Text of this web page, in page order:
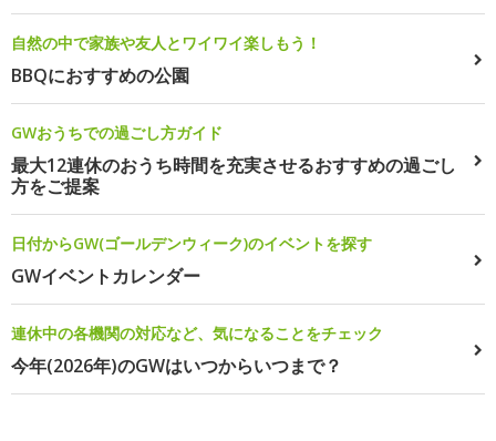
自然の中で家族や友人とワイワイ楽しもう！
BBQにおすすめの公園
GWおうちでの過ごし方ガイド
最大12連休のおうち時間を充実させるおすすめの過ごし
方をご提案
日付からGW(ゴールデンウィーク)のイベントを探す
GWイベントカレンダー
連休中の各機関の対応など、気になることをチェック
今年(2026年)のGWはいつからいつまで？